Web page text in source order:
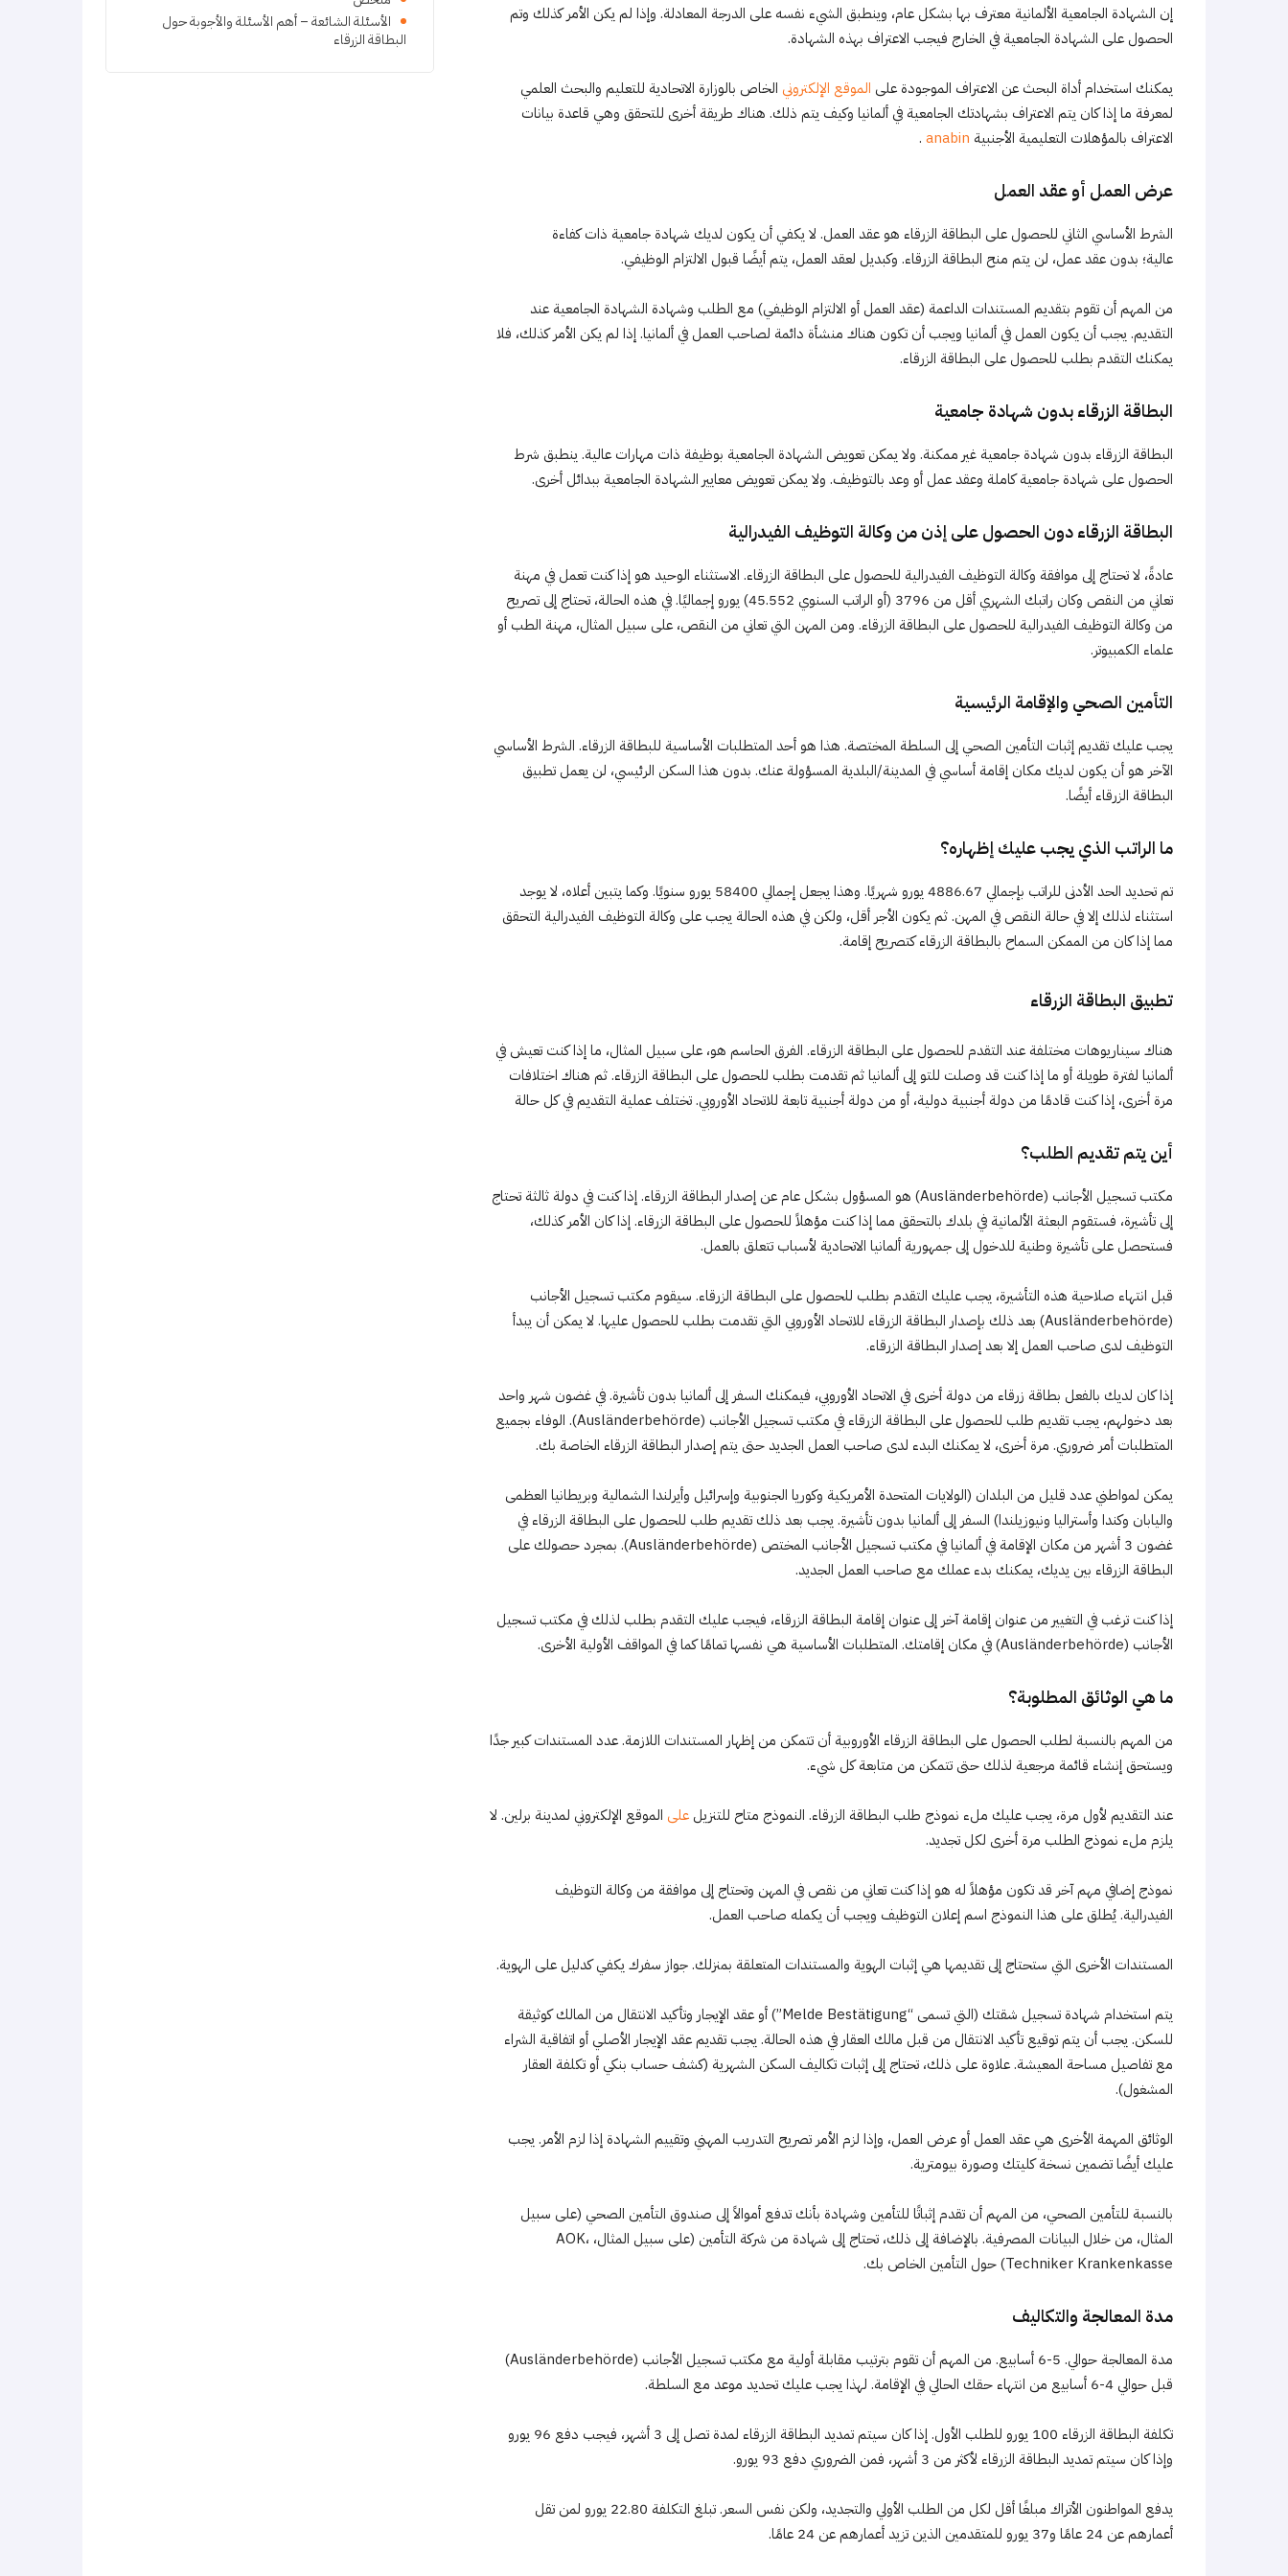
الأسئلة الشائعة – أهم الأسئلة والأجوبة حول
البطاقة الزرقاء
إن الشهادة الجامعية الألمانية معترف بها بشكل عام، وينطبق الشيء نفسه على الدرجة المعادلة. وإذا لم يكن الأمر كذلك وتم
الحصول على الشهادة الجامعية في الخارج فيجب الاعتراف بهذه الشهادة.
يمكنك استخدام أداة البحث عن الاعتراف الموجودة على الموقع الإلكتروني الخاص بالوزارة الاتحادية للتعليم والبحث العلمي
لمعرفة ما إذا كان يتم الاعتراف بشهادتك الجامعية في ألمانيا وكيف يتم ذلك. هناك طريقة أخرى للتحقق وهي قاعدة بيانات
الاعتراف بالمؤهلات التعليمية الأجنبية anabin
.
عرض العمل أو عقد العمل
الشرط الأساسي الثاني للحصول على البطاقة الزرقاء هو عقد العمل. لا يكفي أن يكون لديك شهادة جامعية ذات كفاءة
عالية؛ بدون عقد عمل، لن يتم منح البطاقة الزرقاء. وكبديل لعقد العمل، يتم أيضًا قبول الالتزام الوظيفي.
من المهم أن تقوم بتقديم المستندات الداعمة (عقد العمل أو الالتزام الوظيفي) مع الطلب وشهادة الشهادة الجامعية عند
التقديم. يجب أن يكون العمل في ألمانيا ويجب أن تكون هناك منشأة دائمة لصاحب العمل في ألمانيا. إذا لم يكن الأمر كذلك، فلا
يمكنك التقدم بطلب للحصول على البطاقة الزرقاء.
البطاقة الزرقاء بدون شهادة جامعية
البطاقة الزرقاء بدون شهادة جامعية غير ممكنة. ولا يمكن تعويض الشهادة الجامعية بوظيفة ذات مهارات عالية. ينطبق شرط
الحصول على شهادة جامعية كاملة وعقد عمل أو وعد بالتوظيف. ولا يمكن تعويض معايير الشهادة الجامعية ببدائل أخرى.
البطاقة الزرقاء دون الحصول على إذن من وكالة التوظيف الفيدرالية
عادةً، لا تحتاج إلى موافقة وكالة التوظيف الفيدرالية للحصول على البطاقة الزرقاء. الاستثناء الوحيد هو إذا كنت تعمل في مهنة
تعاني من النقص وكان راتبك الشهري أقل من 3796 (أو الراتب السنوي 45.552) يورو إجماليًا. في هذه الحالة، تحتاج إلى تصريح
من وكالة التوظيف الفيدرالية للحصول على البطاقة الزرقاء. ومن المهن التي تعاني من النقص، على سبيل المثال، مهنة الطب أو
علماء الكمبيوتر.
التأمين الصحي والإقامة الرئيسية
يجب عليك تقديم إثبات التأمين الصحي إلى السلطة المختصة. هذا هو أحد المتطلبات الأساسية للبطاقة الزرقاء. الشرط الأساسي
الآخر هو أن يكون لديك مكان إقامة أساسي في المدينة/البلدية المسؤولة عنك. بدون هذا السكن الرئيسي، لن يعمل تطبيق
البطاقة الزرقاء أيضًا.
ما الراتب الذي يجب عليك إظهاره؟
تم تحديد الحد الأدنى للراتب بإجمالي 4886.67 يورو شهريًا. وهذا يجعل إجمالي 58400 يورو سنويًا. وكما يتبين أعلاه، لا يوجد
استثناء لذلك إلا في حالة النقص في المهن. ثم يكون الأجر أقل، ولكن في هذه الحالة يجب على وكالة التوظيف الفيدرالية التحقق
مما إذا كان من الممكن السماح بالبطاقة الزرقاء كتصريح إقامة.
تطبيق البطاقة الزرقاء
هناك سيناريوهات مختلفة عند التقدم للحصول على البطاقة الزرقاء. الفرق الحاسم هو، على سبيل المثال، ما إذا كنت تعيش في
ألمانيا لفترة طويلة أو ما إذا كنت قد وصلت للتو إلى ألمانيا ثم تقدمت بطلب للحصول على البطاقة الزرقاء. ثم هناك اختلافات
مرة أخرى، إذا كنت قادمًا من دولة أجنبية دولية، أو من دولة أجنبية تابعة للاتحاد الأوروبي. تختلف عملية التقديم في كل حالة
أين يتم تقديم الطلب؟
مكتب تسجيل الأجانب (Ausländerbehörde) هو المسؤول بشكل عام عن إصدار البطاقة الزرقاء. إذا كنت في دولة ثالثة تحتاج
إلى تأشيرة، فستقوم البعثة الألمانية في بلدك بالتحقق مما إذا كنت مؤهلاً للحصول على البطاقة الزرقاء. إذا كان الأمر كذلك،
فستحصل على تأشيرة وطنية للدخول إلى جمهورية ألمانيا الاتحادية لأسباب تتعلق بالعمل.
قبل انتهاء صلاحية هذه التأشيرة، يجب عليك التقدم بطلب للحصول على البطاقة الزرقاء. سيقوم مكتب تسجيل الأجانب
(Ausländerbehörde) بعد ذلك بإصدار البطاقة الزرقاء للاتحاد الأوروبي التي تقدمت بطلب للحصول عليها. لا يمكن أن يبدأ
التوظيف لدى صاحب العمل إلا بعد إصدار البطاقة الزرقاء.
إذا كان لديك بالفعل بطاقة زرقاء من دولة أخرى في الاتحاد الأوروبي، فيمكنك السفر إلى ألمانيا بدون تأشيرة. في غضون شهر واحد
بعد دخولهم، يجب تقديم طلب للحصول على البطاقة الزرقاء في مكتب تسجيل الأجانب (Ausländerbehörde). الوفاء بجميع
المتطلبات أمر ضروري. مرة أخرى، لا يمكنك البدء لدى صاحب العمل الجديد حتى يتم إصدار البطاقة الزرقاء الخاصة بك.
يمكن لمواطني عدد قليل من البلدان (الولايات المتحدة الأمريكية وكوريا الجنوبية وإسرائيل وأيرلندا الشمالية وبريطانيا العظمى
واليابان وكندا وأستراليا ونيوزيلندا) السفر إلى ألمانيا بدون تأشيرة. يجب بعد ذلك تقديم طلب للحصول على البطاقة الزرقاء في
غضون 3 أشهر من مكان الإقامة في ألمانيا في مكتب تسجيل الأجانب المختص (Ausländerbehörde). بمجرد حصولك على
البطاقة الزرقاء بين يديك، يمكنك بدء عملك مع صاحب العمل الجديد.
إذا كنت ترغب في التغيير من عنوان إقامة آخر إلى عنوان إقامة البطاقة الزرقاء، فيجب عليك التقدم بطلب لذلك في مكتب تسجيل
الأجانب (Ausländerbehörde) في مكان إقامتك. المتطلبات الأساسية هي نفسها تمامًا كما في المواقف الأولية الأخرى.
ما هي الوثائق المطلوبة؟
من المهم بالنسبة لطلب الحصول على البطاقة الزرقاء الأوروبية أن تتمكن من إظهار المستندات اللازمة. عدد المستندات كبير جدًا
ويستحق إنشاء قائمة مرجعية لذلك حتى تتمكن من متابعة كل شيء.
عند التقديم لأول مرة، يجب عليك ملء نموذج طلب البطاقة الزرقاء. النموذج متاح للتنزيلعلى الموقع الإلكتروني لمدينة برلين. لا
يلزم ملء نموذج الطلب مرة أخرى لكل تجديد.
نموذج إضافي مهم آخر قد تكون مؤهلاً له هو إذا كنت تعاني من نقص في المهن وتحتاج إلى موافقة من وكالة التوظيف
الفيدرالية. يُطلق على هذا النموذج اسم إعلان التوظيف ويجب أن يكمله صاحب العمل.
المستندات الأخرى التي ستحتاج إلى تقديمها هي إثبات الهوية والمستندات المتعلقة بمنزلك. جواز سفرك يكفي كدليل على الهوية.
يتم استخدام شهادة تسجيل شقتك (التي تسمى “Melde Bestätigung”) أو عقد الإيجار وتأكيد الانتقال من المالك كوثيقة
للسكن. يجب أن يتم توقيع تأكيد الانتقال من قبل مالك العقار في هذه الحالة. يجب تقديم عقد الإيجار الأصلي أو اتفاقية الشراء
مع تفاصيل مساحة المعيشة. علاوة على ذلك، تحتاج إلى إثبات تكاليف السكن الشهرية (كشف حساب بنكي أو تكلفة العقار
المشغول).
الوثائق المهمة الأخرى هي عقد العمل أو عرض العمل، وإذا لزم الأمر تصريح التدريب المهني وتقييم الشهادة إذا لزم الأمر. يجب
عليك أيضًا تضمين نسخة كليتك وصورة بيومترية.
بالنسبة للتأمين الصحي، من المهم أن تقدم إثباتًا للتأمين وشهادة بأنك تدفع أموالاً إلى صندوق التأمين الصحي (على سبيل
المثال، من خلال البيانات المصرفية. بالإضافة إلى ذلك، تحتاج إلى شهادة من شركة التأمين (على سبيل المثال، AOK،
Techniker Krankenkasse) حول التأمين الخاص بك.
مدة المعالجة والتكاليف
مدة المعالجة حوالي. 5-6 أسابيع. من المهم أن تقوم بترتيب مقابلة أولية مع مكتب تسجيل الأجانب (Ausländerbehörde)
قبل حوالي 4-6 أسابيع من انتهاء حقك الحالي في الإقامة. لهذا يجب عليك تحديد موعد مع السلطة.
تكلفة البطاقة الزرقاء 100 يورو للطلب الأول. إذا كان سيتم تمديد البطاقة الزرقاء لمدة تصل إلى 3 أشهر، فيجب دفع 96 يورو
وإذا كان سيتم تمديد البطاقة الزرقاء لأكثر من 3 أشهر، فمن الضروري دفع 93 يورو.
يدفع المواطنون الأتراك مبلغًا أقل لكل من الطلب الأولي والتجديد، ولكن نفس السعر. تبلغ التكلفة 22.80 يورو لمن تقل
أعمارهم عن 24 عامًا و37 يورو للمتقدمين الذين تزيد أعمارهم عن 24 عامًا.